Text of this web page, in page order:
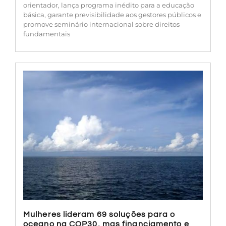
orientador, lança programa inédito para a educação
básica, garante previsibilidade aos gestores públicos e
promove seminário internacional sobre direitos
fundamentais
Mulheres lideram 69 soluções para o
oceano na COP30, mas financiamento e